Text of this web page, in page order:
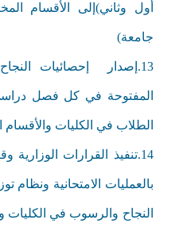
أول وثاني)إلى الأقسام
جامعة)
13
. إصدار إحصائيات
المفتوحة في كل فصل دراسي
الطلاب في الكليات والأقسام
14
.تنفيذ القرارات
بالعمليات الامتحانية
النجاح والرسوب في الكليات